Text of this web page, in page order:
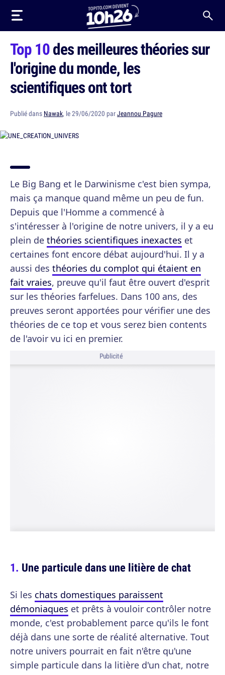
Top 10des meilleures théories sur
l'origine du monde, les
scientifiques ont tort
Publié dans Nawak, le 29/06/2020 parJeannou Pagure
Le Big Bang et le Darwinisme c'est bien sympa,
mais ça manque quand même un peu de fun.
Depuis que l'Homme a commencé à
s'intéresser à l'origine de notre univers, il y a eu
plein de théories scientifiques inexactes et
certaines font encore débat aujourd'hui. Il y a
aussi des théories du complot qui étaient en
fait vraies, preuve qu'il faut être ouvert d'esprit
sur les théories farfelues. Dans 100 ans, des
preuves seront apportées pour vérifier une des
théories de ce top et vous serez bien contents
de l'avoir vu ici en premier.
Publicité
Une particule dans une litière de chat
Si les chats domestiques paraissent
démoniaques et prêts à vouloir contrôler notre
monde, c'est probablement parce qu'ils le font
déjà dans une sorte de réalité alternative. Tout
notre univers pourrait en fait n'être qu'une
simple particule dans la litière d'un chat, notre